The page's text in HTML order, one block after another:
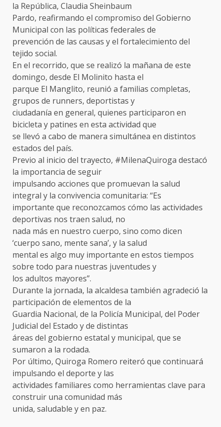
la República, Claudia Sheinbaum
Pardo, reafirmando el compromiso del Gobierno
Municipal con las políticas federales de
prevención de las causas y el fortalecimiento del
tejido social.
En el recorrido, que se realizó la mañana de este
domingo, desde El Molinito hasta el
parque El Manglito, reunió a familias completas,
grupos de runners, deportistas y
ciudadanía en general, quienes participaron en
bicicleta y patines en esta actividad que
se llevó a cabo de manera simultánea en distintos
estados del país.
Previo al inicio del trayecto, #MilenaQuiroga destacó
la importancia de seguir
impulsando acciones que promuevan la salud
integral y la convivencia comunitaria: “Es
importante que reconozcamos cómo las actividades
deportivas nos traen salud, no
nada más en nuestro cuerpo, sino como dicen
‘cuerpo sano, mente sana’, y la salud
mental es algo muy importante en estos tiempos
sobre todo para nuestras juventudes y
los adultos mayores”.
Durante la jornada, la alcaldesa también agradeció la
participación de elementos de la
Guardia Nacional, de la Policía Municipal, del Poder
Judicial del Estado y de distintas
áreas del gobierno estatal y municipal, que se
sumaron a la rodada.
Por último, Quiroga Romero reiteró que continuará
impulsando el deporte y las
actividades familiares como herramientas clave para
construir una comunidad más
unida, saludable y en paz.